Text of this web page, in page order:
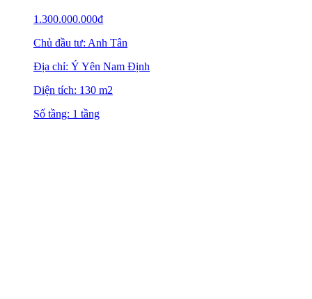
1.300.000.000₫
Chủ đầu tư: Anh Tân
Địa chỉ: Ý Yên Nam Định
Diện tích: 130 m2
Số tầng: 1 tầng